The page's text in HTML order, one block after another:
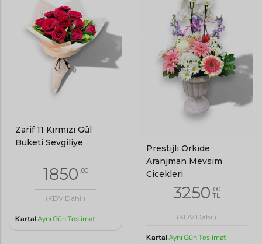
Zarif 11 Kırmızı Gül
Buketi Sevgiliye
1850 ,00
TL
(KDV Dahil)
KartalAynı Gün Teslimat
Prestijli Orkide
Aranjman Mevsim
Çiçekleri
3250 ,00
TL
(KDV Dahil)
Kartal Aynı Gün Teslimat